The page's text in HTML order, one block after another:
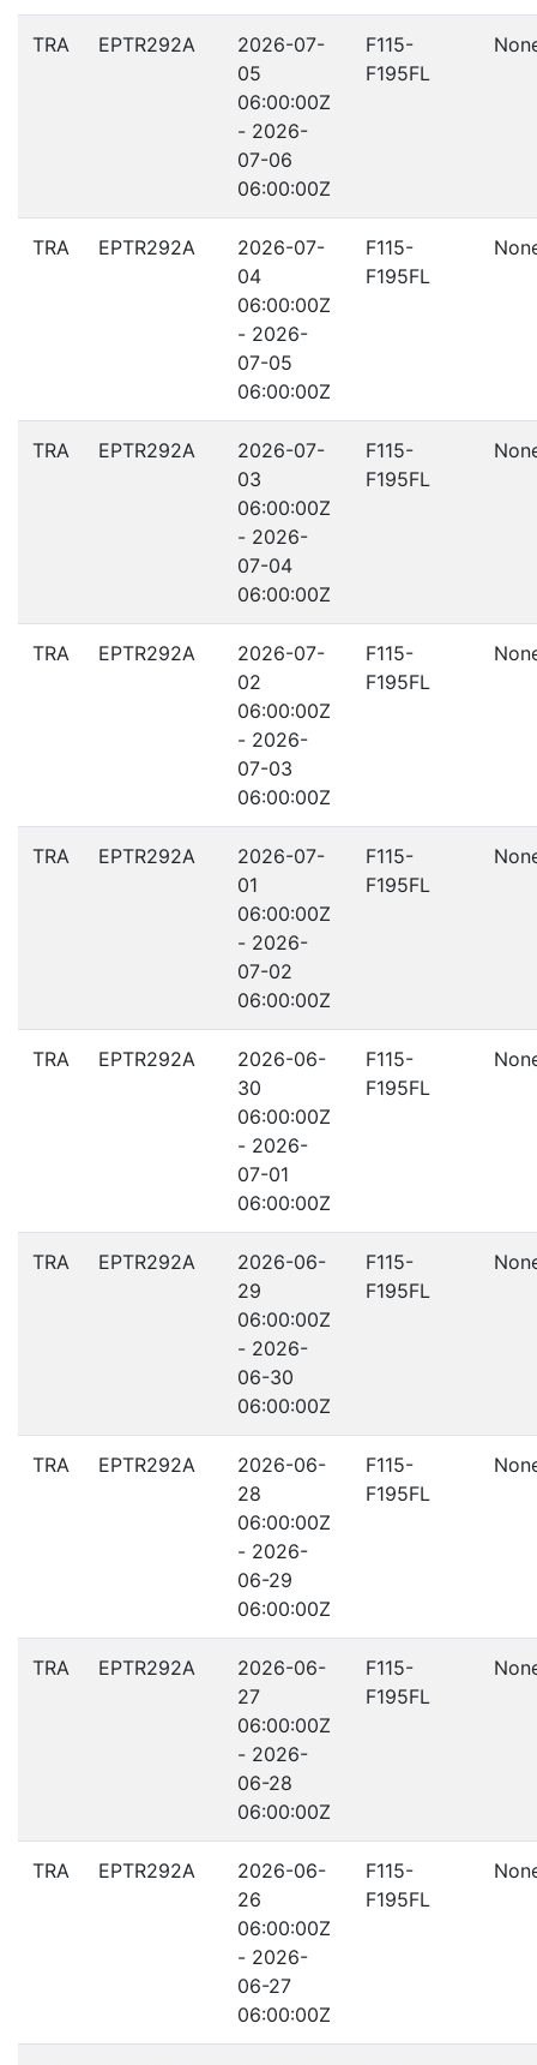
TRA EPTR292A
2026-07-
05
06:00:00Z
- 2026-
07-06
06:00:00Z
F115-
F195FL
TRA EPTR292A
2026-07-
04
06:00:00Z
- 2026-
07-05
06:00:00Z
F115-
F195FL
TRA EPTR292A
2026-07-
03
06:00:00Z
- 2026-
07-04
06:00:00Z
F115-
F195FL
TRA EPTR292A
2026-07-
02
06:00:00Z
- 2026-
07-03
06:00:00Z
F115-
F195FL
TRA EPTR292A
2026-07-
01
06:00:00Z
- 2026-
07-02
06:00:00Z
F115-
F195FL
TRA EPTR292A
2026-06-
30
06:00:00Z
- 2026-
07-01
06:00:00Z
F115-
F195FL
TRA EPTR292A
2026-06-
29
06:00:00Z
- 2026-
06-30
06:00:00Z
F115-
F195FL
TRA EPTR292A
2026-06-
28
06:00:00Z
- 2026-
06-29
06:00:00Z
F115-
F195FL
TRA EPTR292A
2026-06-
27
06:00:00Z
- 2026-
06-28
06:00:00Z
F115-
F195FL
TRA EPTR292A
2026-06-
26
06:00:00Z
- 2026-
06-27
06:00:00Z
F115-
F195FL